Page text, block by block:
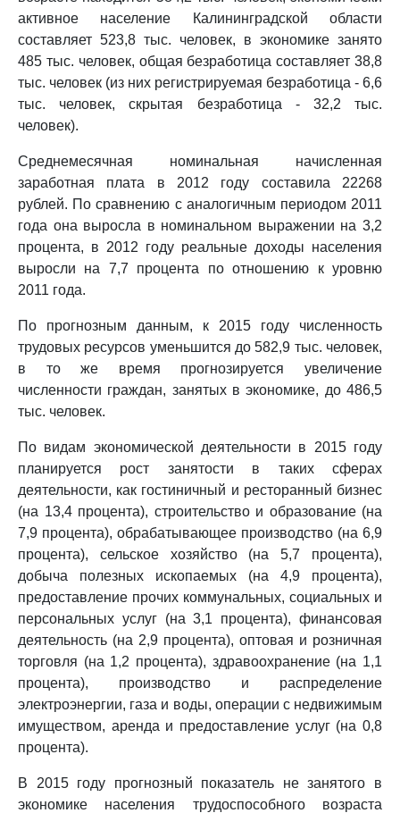
активное население Калининградской области
составляет 523,8 тыс. человек, в экономике занято
485 тыс. человек, общая безработица составляет 38,8
тыс. человек (из них регистрируемая безработица - 6,6
тыс. человек, скрытая безработица - 32,2 тыс.
человек).
Среднемесячная номинальная начисленная
заработная плата в 2012 году составила 22268
рублей. По сравнению с аналогичным периодом 2011
года она выросла в номинальном выражении на 3,2
процента, в 2012 году реальные доходы населения
выросли на 7,7 процента по отношению к уровню
2011 года.
По прогнозным данным, к 2015 году численность
трудовых ресурсов уменьшится до 582,9 тыс. человек,
в то же время прогнозируется увеличение
численности граждан, занятых в экономике, до 486,5
тыс. человек.
По видам экономической деятельности в 2015 году
планируется рост занятости в таких сферах
деятельности, как гостиничный и ресторанный бизнес
(на 13,4 процента), строительство и образование (на
7,9 процента), обрабатывающее производство (на 6,9
процента), сельское хозяйство (на 5,7 процента),
добыча полезных ископаемых (на 4,9 процента),
предоставление прочих коммунальных, социальных и
персональных услуг (на 3,1 процента), финансовая
деятельность (на 2,9 процента), оптовая и розничная
торговля (на 1,2 процента), здравоохранение (на 1,1
процента), производство и распределение
электроэнергии, газа и воды, операции с недвижимым
имуществом, аренда и предоставление услуг (на 0,8
процента).
В 2015 году прогнозный показатель не занятого в
экономике населения трудоспособного возраста